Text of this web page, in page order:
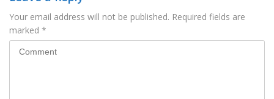
Your email address will not be published. Required fields are
marked *